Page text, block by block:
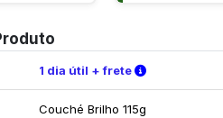
1 dia útil + frete Verifique as
Couché Brilho 115g